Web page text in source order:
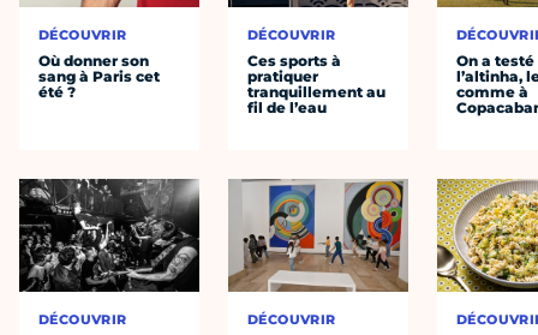
DÉCOUVRIR
Où donner son
sang à Paris cet
été ?
DÉCOUVRIR
DÉCOUVRIR
Ces sports à
pratiquer
tranquillement au
fil de l’eau
DÉCOUVRIR
On a testé
l’altinha,
comme à